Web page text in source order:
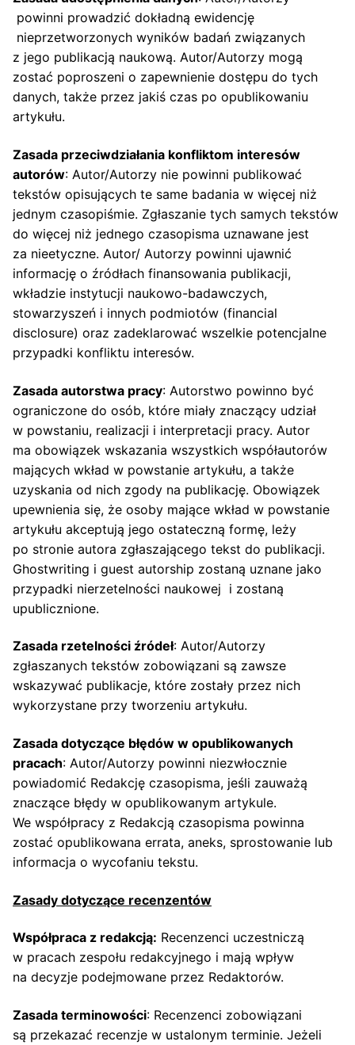
powinni prowadzić dokładną ewidencję
nieprzetworzonych wyników badań związanych
z jego publikacją naukową. Autor/Autorzy mogą
zostać poproszeni o zapewnienie dostępu do tych
danych, także przez jakiś czas po opublikowaniu
artykułu.
Zasada przeciwdziałania konfliktom interesów
autorów: Autor/Autorzy nie powinni publikować
tekstów opisujących te same badania w więcej niż
jednym czasopiśmie. Zgłaszanie tych samych tekstów
do więcej niż jednego czasopisma uznawane jest
za nieetyczne. Autor/ Autorzy powinni ujawnić
informację o źródłach finansowania publikacji,
wkładzie instytucji naukowo-badawczych,
stowarzyszeń i innych podmiotów (financial
disclosure) oraz zadeklarować wszelkie potencjalne
przypadki konfliktu interesów.
Zasada autorstwa pracy: Autorstwo powinno być
ograniczone do osób, które miały znaczący udział
w powstaniu, realizacji i interpretacji pracy. Autor
ma obowiązek wskazania wszystkich współautorów
mających wkład w powstanie artykułu, a także
uzyskania od nich zgody na publikację. Obowiązek
upewnienia się, że osoby mające wkład w powstanie
artykułu akceptują jego ostateczną formę, leży
po stronie autora zgłaszającego tekst do publikacji.
Ghostwriting i guest autorship zostaną uznane jako
przypadki nierzetelności naukowej i zostaną
upublicznione.
Zasada rzetelności źródeł: Autor/Autorzy
zgłaszanych tekstów zobowiązani są zawsze
wskazywać publikacje, które zostały przez nich
wykorzystane przy tworzeniu artykułu.
Zasada dotyczące błędów w opublikowanych
pracach: Autor/Autorzy powinni niezwłocznie
powiadomić Redakcję czasopisma, jeśli zauważą
znaczące błędy w opublikowanym artykule.
We współpracy z Redakcją czasopisma powinna
zostać opublikowana errata, aneks, sprostowanie lub
informacja o wycofaniu tekstu.
Zasady dotyczące recenzentów
Współpraca z redakcją: Recenzenci uczestniczą
w pracach zespołu redakcyjnego i mają wpływ
na decyzje podejmowane przez Redaktorów.
Zasada terminowości: Recenzenci zobowiązani
są przekazać recenzje w ustalonym terminie. Jeżeli